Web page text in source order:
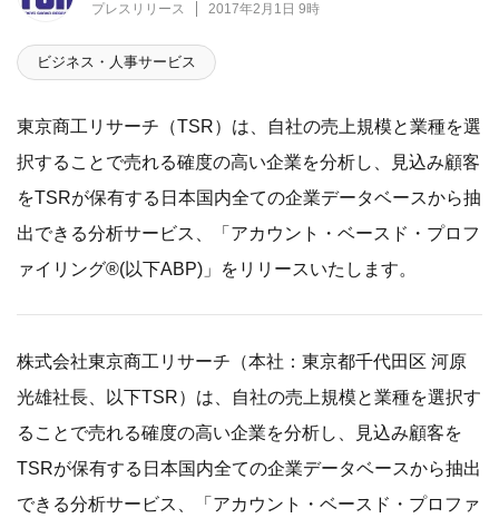
プレスリリース 2017年2月1日 9時
ビジネス・人事サービス
東京商工リサーチ（TSR）は、自社の売上規模と業種を選
択することで売れる確度の高い企業を分析し、見込み顧客
をTSRが保有する日本国内全ての企業データベースから抽
出できる分析サービス、「アカウント・ベースド・プロフ
ァイリング®(以下ABP)」をリリースいたします。
株式会社東京商工リサーチ（本社：東京都千代田区 河原
光雄社長、以下TSR）は、自社の売上規模と業種を選択す
ることで売れる確度の高い企業を分析し、見込み顧客を
TSRが保有する日本国内全ての企業データベースから抽出
できる分析サービス、「アカウント・ベースド・プロファ